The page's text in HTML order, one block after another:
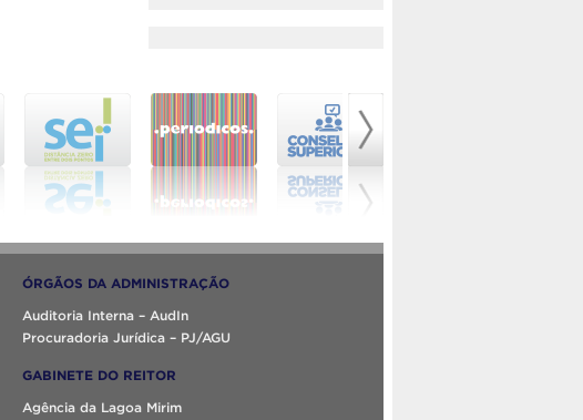
ÓRGÃOS DA ADMINISTRAÇÃO
Auditoria Interna – AudIn
Procuradoria Jurídica – PJ/AGU
GABINETE DO REITOR
Agência da Lagoa Mirim